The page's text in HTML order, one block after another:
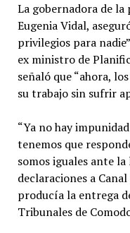
La gobernadora de
Eugenia Vidal,
privilegios para
ex ministro de
señaló que “ahora,
su trabajo sin sufrir
“Ya no hay
tenemos que
somos iguales ante
declaraciones a
producía la entrega
Tribunales de